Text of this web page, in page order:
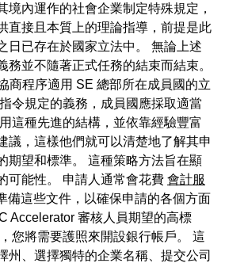
境內運作的社會企業制定特殊規定，
直接且本質上的理論指導，前提是此
日已存在於國家立法中。 無論上述
務並不隨著正式任務的結束而結束。
商程序適用 SE 總部所在成員國的立
令規定的義務，成員國應採取適當
這種先進的結構，並依靠經驗豐富
議，這樣他們就可以清楚地了解其申
期望和標準。 這種策略方法旨在顯
可能性。 申請人通常會花費 會計服
備這些文件，以確保申請的各個方面
Accelerator 審核人員期望的高標
您將需要護照來開設銀行帳戶。 這
州、選擇獨特的企業名稱、提交公司